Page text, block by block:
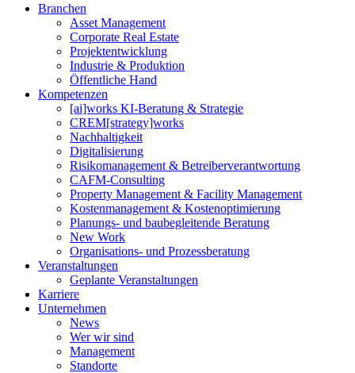
Branchen
Asset Management
Corporate Real Estate
Projektentwicklung
Industrie & Produktion
Öffentliche Hand
Kompetenzen
[ai]works KI-Beratung & Strategie
CREM[strategy]works
Nachhaltigkeit
Digitalisierung
Risikomanagement & Betreiberverantwortung
CAFM-Consulting
Property Management & Facility Management
Kostenmanagement & Kostenoptimierung
Planungs- und baubegleitende Beratung
New Work
Organisations- und Prozessberatung
Veranstaltungen
Geplante Veranstaltungen
Karriere
Unternehmen
News
Wer wir sind
Management
Standorte